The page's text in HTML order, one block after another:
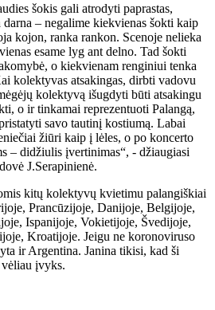
šokis gali atrodyti paprastas,
darna – negalime kiekvienas šokti kaip
kojon, ranka rankon. Scenoje nelieka
esame lyg ant delno. Tad šokti
o kiekvienam renginiui tenka
kolektyvas atsakingas, dirbti vadovu
kolektyvą išugdyti būti atsakingu
o ir tinkamai reprezentuoti Palangą,
savo tautinį kostiumą. Labai
žiūri kaip į lėles, o po koncerto
– didžiulis įvertinimas“, - džiaugiasi
J.Serapinienė.
kitų kolektyvų kvietimu palangiškiai
Prancūzijoje, Danijoje, Belgijoje,
Ispanijoje, Vokietijoje, Švedijoje,
Kroatijoje. Jeigu ne koronoviruso
ir Argentina. Janina tikisi, kad ši
įvyks.